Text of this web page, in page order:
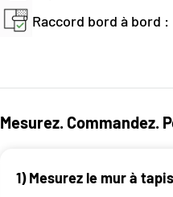
Raccord bord à bord
Mesurez. Commandez.
1) Mesurez le mur à